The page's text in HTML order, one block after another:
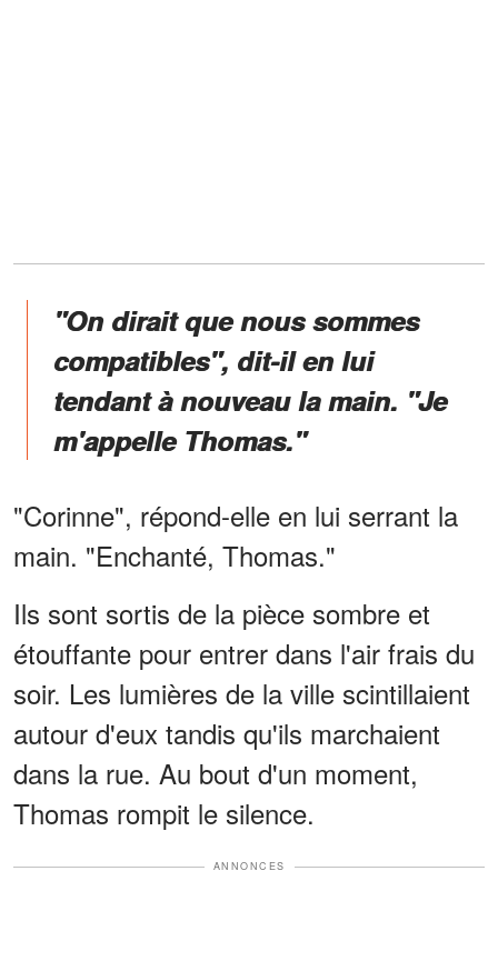
"On dirait que nous sommes
compatibles", dit-il en lui
tendant à nouveau la main. "Je
m'appelle Thomas."
"Corinne", répond-elle en lui serrant la
main. "Enchanté, Thomas."
Ils sont sortis de la pièce sombre et
étouffante pour entrer dans l'air frais du
soir. Les lumières de la ville scintillaient
autour d'eux tandis qu'ils marchaient
dans la rue. Au bout d'un moment,
Thomas rompit le silence.
ANNONCES